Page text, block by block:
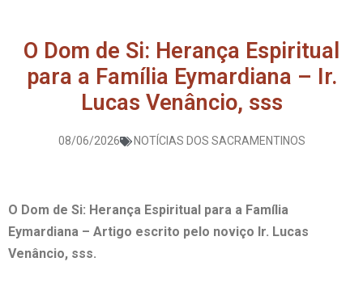
O Dom de Si: Herança Espiritual
para a Família Eymardiana – Ir.
Lucas Venâncio, sss
08/06/2026 NOTÍCIAS DOS SACRAMENTINOS
O Dom de Si: Herança Espiritual para a Família
Eymardiana – Artigo escrito pelo noviço Ir. Lucas
Venâncio, sss.